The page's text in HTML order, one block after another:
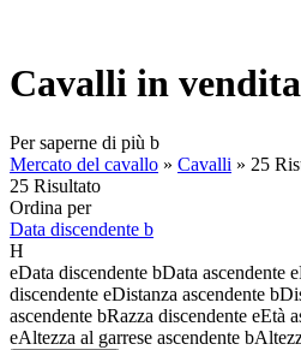
Cavalli in
Per saperne di più b
Mercato del cavallo » Cavalli » 25
25 Risultato
Ordina per
Data discendente b
H
eData discendente bData ascendente e
discendente eDistanza ascendente b
ascendente bRazza discendente eEtà
eAltezza al garrese ascendente b